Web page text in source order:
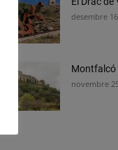
desembre
Montfalcó
novembre